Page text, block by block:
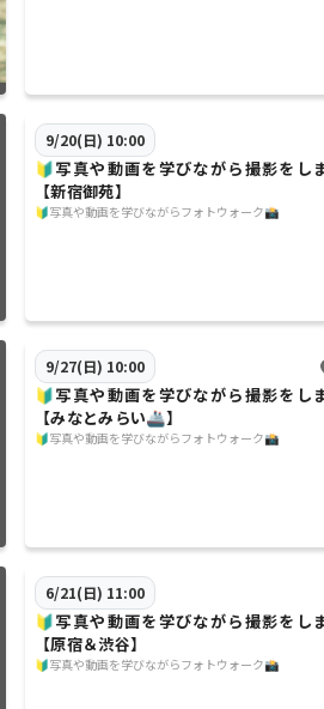
9/20(日) 10:00
🔰写真や動画を学びながら撮影をし
【新宿御苑】
🔰写真や動画を学びながらフォトウォーク📸
9/27(日) 10:00
🔰写真や動画を学びながら撮影をし
【みなとみらい🚢】
🔰写真や動画を学びながらフォトウォーク📸
6/21(日) 11:00
🔰写真や動画を学びながら撮影をし
【原宿＆渋谷】
🔰写真や動画を学びながらフォトウォーク📸